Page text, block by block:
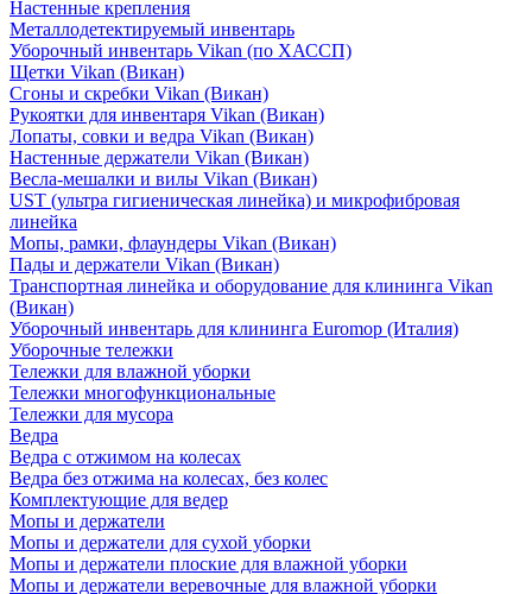
Настенные крепления
Металлодетектируемый инвентарь
Уборочный инвентарь Vikan (по ХАССП)
Щетки Vikan (Викан)
Сгоны и скребки Vikan (Викан)
Рукоятки для инвентаря Vikan (Викан)
Лопаты, совки и ведра Vikan (Викан)
Настенные держатели Vikan (Викан)
Весла-мешалки и вилы Vikan (Викан)
UST (ультра гигиеническая линейка) и микрофибровая
линейка
Мопы, рамки, флаундеры Vikan (Викан)
Пады и держатели Vikan (Викан)
Транспортная линейка и оборудование для клининга Vikan
(Викан)
Уборочный инвентарь для клининга Euromop (Италия)
Уборочные тележки
Тележки для влажной уборки
Тележки многофункциональные
Тележки для мусора
Ведра
Ведра с отжимом на колесах
Ведра без отжима на колесах, без колес
Комплектующие для ведер
Мопы и держатели
Мопы и держатели для сухой уборки
Мопы и держатели плоские для влажной уборки
Мопы и держатели веревочные для влажной уборки